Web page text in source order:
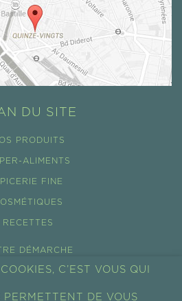
DU SITE
PRODUITS
ALIMENTS
FINE
RECETTES
DÉMARCHE
TOURISME
FILIÈRES
C’EST VOUS QUI
PERMETTENT DE VOUS